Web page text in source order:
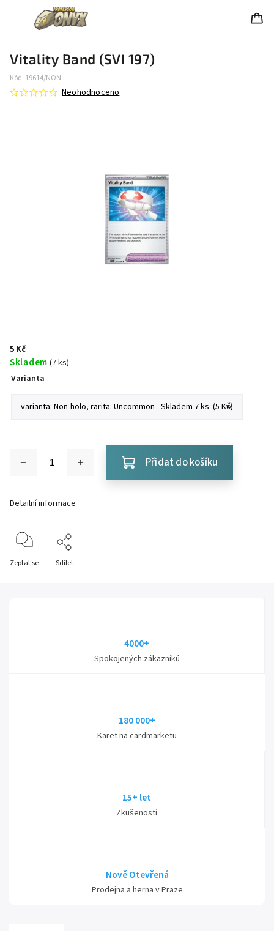
Vitality Band (SVI 197)
Kód: 19614/NON
Neohodnoceno
5 Kč
Skladem (7 ks)
Varianta
Přidat do košíku
Detailní informace
Zeptat se Sdílet
4000+
Spokojených zákazníků
180 000+
Karet na cardmarketu
15+ let
Zkušeností
Nově Otevřená
Prodejna a herna v Praze